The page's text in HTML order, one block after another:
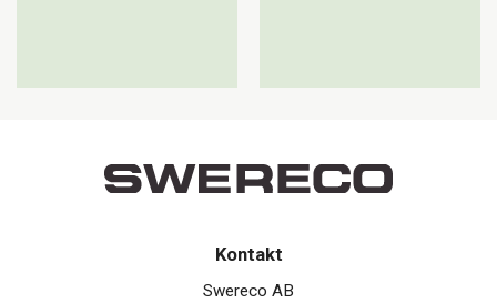
Kontakt
Swereco AB